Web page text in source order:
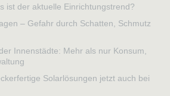
ist der aktuelle Einrichtungstrend?
– Gefahr durch Schatten, Schmutz
Innenstädte: Mehr als nur Konsum,
Solarlösungen jetzt auch bei